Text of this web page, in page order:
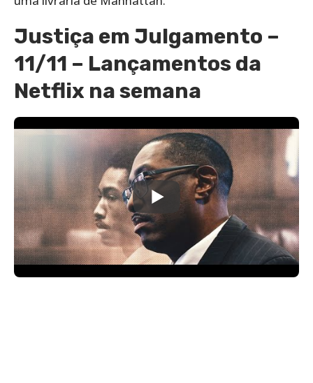
Justiça em Julgamento –
11/11 – Lançamentos da
Netflix na semana